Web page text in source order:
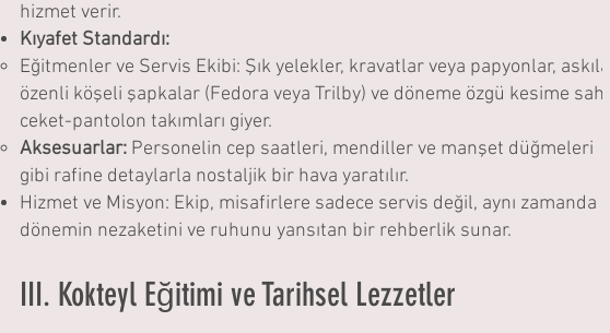
hizmet verir.
Kıyafet Standardı:
Eğitmenler ve Servis Ekibi: Şık yelekler, kravatlar veya papyonlar, askılar,
özenli köşeli şapkalar (Fedora veya Trilby) ve döneme özgü kesime sahip
ceket-pantolon takımları giyer.
Aksesuarlar:Personelin cep saatleri, mendiller ve manşet düğmeleri
gibi rafine detaylarla nostaljik bir hava yaratılır.
Hizmet ve Misyon: Ekip, misafirlere sadece servis değil, aynı zamanda o
dönemin nezaketini ve ruhunu yansıtan bir rehberlik sunar.
III. Kokteyl Eğitimi ve Tarihsel Lezzetler